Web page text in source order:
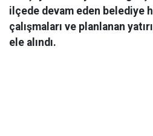
ilçede devam eden belediye
çalışmaları ve planlanan
ele alındı.